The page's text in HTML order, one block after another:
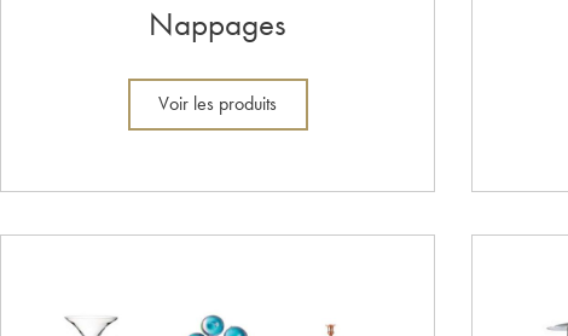
Nappages
Voir les produits